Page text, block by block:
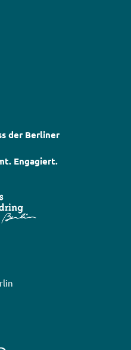
der Berliner
Engagiert.